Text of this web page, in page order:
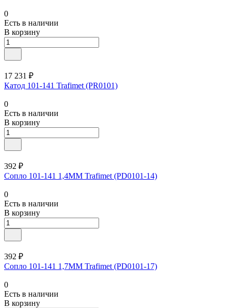
0
Есть в наличии
В корзину
17 231 ₽
Катод 101-141 Trafimet (PR0101)
0
Есть в наличии
В корзину
392 ₽
Сопло 101-141 1,4ММ Trafimet (PD0101-14)
0
Есть в наличии
В корзину
392 ₽
Сопло 101-141 1,7ММ Trafimet (PD0101-17)
0
Есть в наличии
В корзину